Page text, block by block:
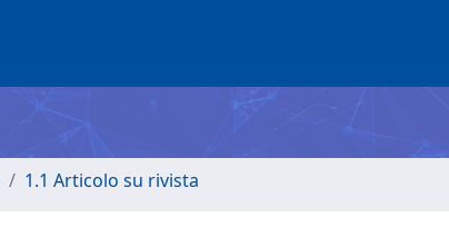
1.1 Articolo su rivista